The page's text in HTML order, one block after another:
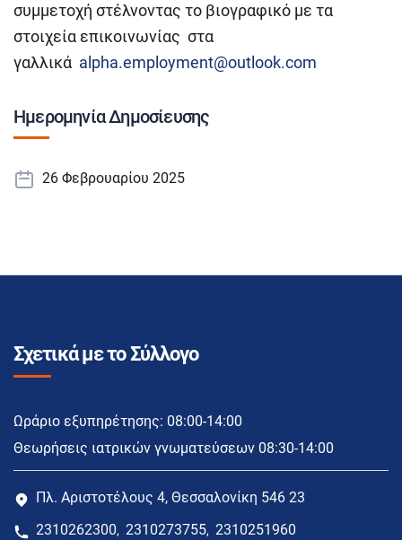
συμμετοχή στέλνοντας το βιογραφικό με τα
στοιχεία επικοινωνίας στα
γαλλικά alpha.employment@outlook.com
Ημερομηνία Δημοσίευσης
26 Φεβρουαρίου 2025
Σχετικά με το Σύλλογο
Ωράριο εξυπηρέτησης: 08:00-14:00
Θεωρήσεις ιατρικών γνωματεύσεων 08:30-14:00
Πλ. Αριστοτέλους 4, Θεσσαλονίκη 546 23
2310262300, 2310273755, 2310251960